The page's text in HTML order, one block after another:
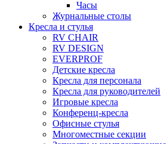
Часы
Журнальные столы
Кресла и стулья
RV CHAIR
RV DESIGN
EVERPROF
Детские кресла
Кресла для персонала
Кресла для руководителей
Игровые кресла
Конференц-кресла
Офисные стулья
Многоместные секции